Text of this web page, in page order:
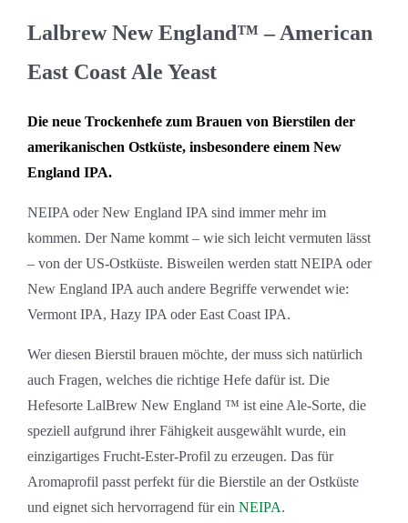
Lalbrew New England™ – American
East Coast Ale Yeast
Die neue Trockenhefe zum Brauen von Bierstilen der
amerikanischen Ostküste, insbesondere einem New
England IPA.
NEIPA oder New England IPA sind immer mehr im
kommen. Der Name kommt – wie sich leicht vermuten lässt
– von der US-Ostküste. Bisweilen werden statt NEIPA oder
New England IPA auch andere Begriffe verwendet wie:
Vermont IPA, Hazy IPA oder East Coast IPA.
Wer diesen Bierstil brauen möchte, der muss sich natürlich
auch Fragen, welches die richtige Hefe dafür ist. Die
Hefesorte LalBrew New England ™ ist eine Ale-Sorte, die
speziell aufgrund ihrer Fähigkeit ausgewählt wurde, ein
einzigartiges Frucht-Ester-Profil zu erzeugen. Das für
Aromaprofil passt perfekt für die Bierstile an der Ostküste
und eignet sich hervorragend für ein NEIPA.